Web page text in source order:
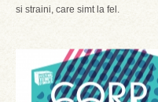
si straini, care simt la fel.